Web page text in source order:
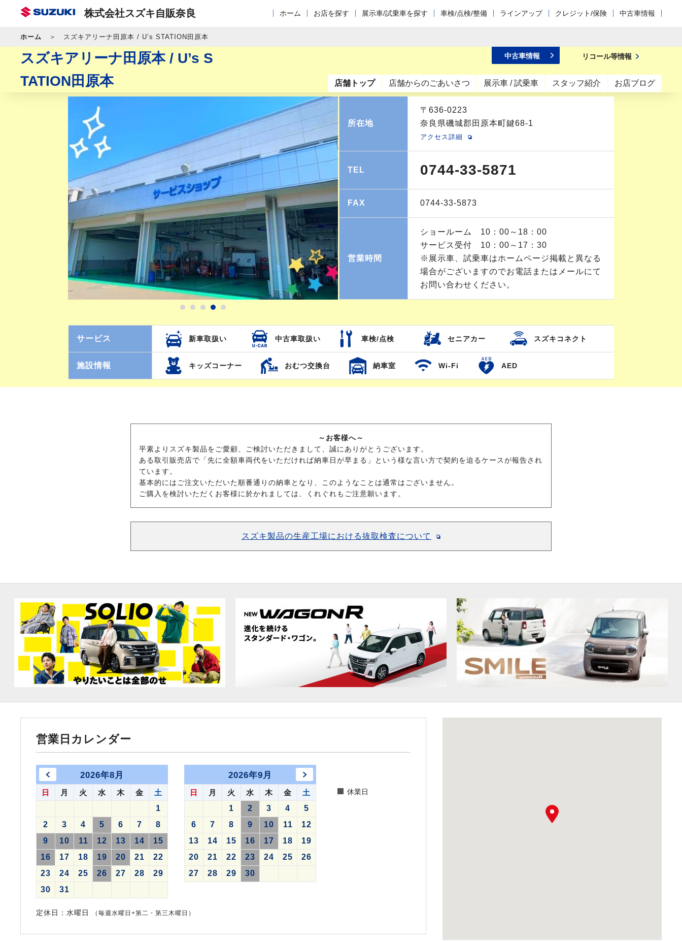
株式会社スズキ自販奈良 ホーム お店を探す 展示車/試乗車を探す 車検/点検/整備 ラインアップ クレジット/保険 中古車情報
ホーム スズキアリーナ田原本 / U’s STATION田原本
スズキアリーナ田原本 / U’s S
TATION田原本
店舗トップ 店舗からのごあいさつ 展示車 / 試乗車 スタッフ紹介 お店ブログ
中古車情報 リコール等情報
所在地
〒636-0223
奈良県磯城郡田原本町鍵68-1
アクセス詳細
TEL 0744-33-5871
FAX 0744-33-5873
営業時間
ショールーム 10：00～18：00
サービス受付 10：00～17：30
※展示車、試乗車はホームページ掲載と異なる
場合がございますのでお電話またはメールにて
お問い合わせください。
サービス 新車取扱い 中古車取扱い 車検/点検 セニアカー スズキコネクト
施設情報 キッズコーナー おむつ交換台 納車室 Wi-Fi AED
～お客様へ～
平素よりスズキ製品をご愛顧、ご検討いただきまして、誠にありがとうございます。
ある取引販売店で「先に全額車両代をいただければ納車日が早まる」という様な言い方で契約を迫るケースが報告され
ています。
基本的にはご注文いただいた順番通りの納車となり、このようなことは通常はございません。
ご購入を検討いただくお客様に於かれましては、くれぐれもご注意願います。
スズキ製品の生産工場における抜取検査について
営業日カレンダー
2026年8月
日 月 火 水 木 金
土
1
2
3 4 5 6 7
8
9
10 11 12 13 14
15
16
17 18 19 20 21
22
23
24 25 26 27 28
29
30
31
2026年9月
日 月 火 水 木 金
土
1
2 3 4
5
6
7 8 9 10 11
12
13
14 15 16 17 18
19
20
21 22 23 24 25
26
27
28 29 30
休業日
定休日：水曜日 （毎週水曜日+第二・第三木曜日）